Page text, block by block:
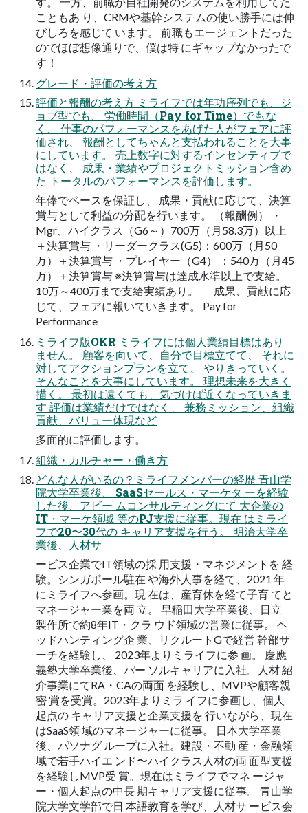
こともあ り、CRMや基幹システムの使い勝手には伸
びしろを感じて います。 前職もエージェントだった
のでほぼ想像通りで、僕は特 にギャップなかったで
す！
グレード・評価の考え方
評価と報酬の考え方 ミライフでは年功序列でも、ジ
ョブ型でも、 労働時間（Pay for Time）でもな
く、 仕事のパフォーマンスをあげた人がフェアに評
価され、 報酬としてちゃんと支払われることを大事
にしています。 売上数字に対するインセンティブで
はなく、 成果・業績やプロジェクトミッション含め
た トータルのパフォーマンスを評価します。
年俸でベースを保証し、 成果・貢献に応じて、決算
賞与として利益の分配を行います。 （報酬例） ・
Mgr、ハイクラス（G6～）700万（月58.3万）以上
＋決算賞与 ・リーダークラス(G5)：600万（月50
万）＋決算賞与 ・プレイヤー（G4） ：540万（月45
万）＋決算賞与 ※決算賞与は達成水準以上で支給。
10万～400万まで支給実績あり。 成果、貢献に応
じて、フェアに報いていきます。 Pay for
Performance
ミライフ版OKR ミライフには個人業績目標はあり
ません。 顧客を向いて、自分で目標立てて、 それに
対してアクションプランを立て、 やりきっていく。
そんなことを大事にしています。 理想未来を大きく
描く。 最初は遠くても、気づけば近くなっていきま
す 評価は業績だけではなく、 兼務ミッション、組織
貢献、バリュー体現など
多面的に評価します。
組織・カルチャー・働き方
どんな人がいるの？ミライフメンバーの経歴 青山学
院大学卒業後、 SaaSセールス・マーケタ ーを経験
した後、アビー ムコンサルティングにて 大企業の
IT・マーケ領域 等のPJ支援に従事。現在 はミライ
フで20〜30代の キャリア支援を行う。 明治大学卒
業後、人材サ
ービス企業でIT領域の採 用支援・マネジメントを 経
験。シンガポール駐在 や海外人事を経て、2021 年
にミライフへ参画。現 在は、産育休を経て子育 てと
マネージャー業を両 立。 早稲田大学卒業後、日立
製作所で約8年IT・クラ ウド領域の営業に従事。 ヘ
ッドハンティング企 業、リクルートGで経営 幹部サ
ーチを経験し、 2023年よりミライフに参 画。 慶應
義塾大学卒業後、パー ソルキャリアに入社。人材 紹
介事業にてRA・CAの両面 を経験し、MVPや顧客親
密 賞を受賞。2023年よりミラ イフに参画し、個人
起点の キャリア支援と企業支援を 行いながら、現在
はSaaS領 域のマネージャーに従事。 日本大学卒業
後、パソナグ ループに入社。建設・不動 産・金融領
域で若手ハイエ ンド〜ハイクラス人材の両 面型支援
を経験しMVP受 賞。現在はミライフでマネ ージャ
ー・個人起点の中長 期キャリア支援に従事。 青山学
院大学文学部で日 本語教育を学び、人材サ ービス会